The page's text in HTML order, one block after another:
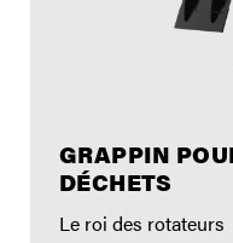
GRAPPIN
DÉCHETS
Le roi des rotateurs